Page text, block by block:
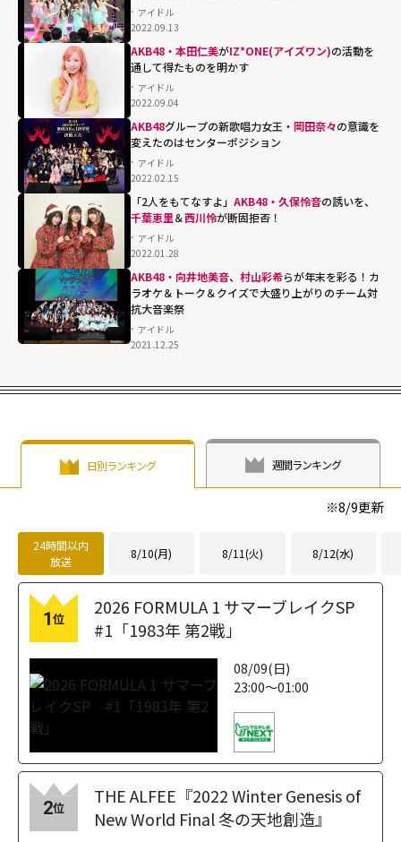
アイドル
2022.09.13
AKB48・本田仁美がIZ*ONE(アイズワン)の活動を
通して得たものを明かす
アイドル
2022.09.04
AKB48グループの新歌唱力女王・ 岡田奈々の意識を
変えたのはセンターポジション
アイドル
2022.02.15
「2人をもてなすよ」 AKB48・久保怜音の誘いを、
千葉恵里＆西川怜が断固拒否！
アイドル
2022.01.28
AKB48・向井地美音、 村山彩希らが年末を彩る！カ
ラオケ＆トーク＆クイズで大盛り上がりのチーム対
抗大音楽祭
アイドル
2021.12.25
日別ランキング 週間ランキング
※8/9更新
24時間以内
放送
8/10(月) 8/11(火) 8/12(水)
1位
2026 FORMULA 1 サマーブレイクSP
#1「1983年 第2戦」
08/09(日)
23:00～01:00
2位
THE ALFEE『2022 Winter Genesis of
New World Final 冬の天地創造』